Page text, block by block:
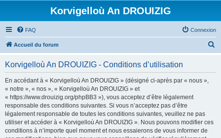
Korvigelloù An DROUIZIG
FAQ Connexion
Accueil du forum
Korvigelloù An DROUIZIG - Conditions d’utilisation
En accédant à « Korvigelloù An DROUIZIG » (désigné ci-après par « nous »,
« notre », « nos », « Korvigelloù An DROUIZIG » et
« https://www.drouizig.org/phpBB3 »), vous acceptez d’être légalement
responsable des conditions suivantes. Si vous n’acceptez pas d’être
légalement responsable de toutes les conditions suivantes, veuillez ne pas
utiliser et accéder à « Korvigelloù An DROUIZIG ». Nous pouvons modifier ces
conditions à n’importe quel moment et nous essaierons de vous informer de